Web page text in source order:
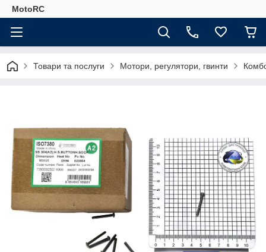
MotoRC
Товари та послуги Мотори, регулятори, гвинти